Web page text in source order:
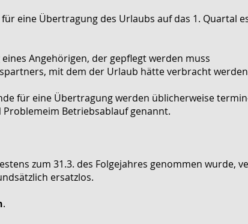
eine Übertragung des Urlaubs auf das 1. Quartal
Angehörigen, der gepflegt werden muss
mit dem der Urlaub hätte verbracht
für eine Übertragung werden üblicherweise
Betriebsablauf genannt.
zum 31.3. des Folgejahres genommen wurde,
ersatzlos.
.